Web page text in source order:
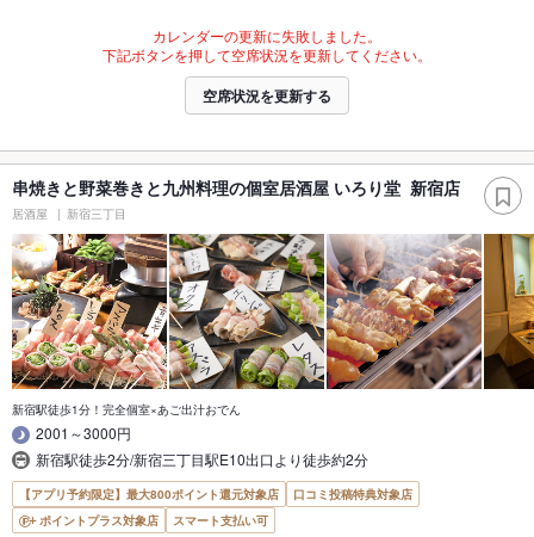
カレンダーの更新に失敗しました。
下記ボタンを押して空席状況を更新してください。
空席状況を更新する
串焼きと野菜巻きと九州料理の個室居酒屋 いろり堂 新宿店
居酒屋 新宿三丁目
新宿駅徒歩1分！完全個室×あご出汁おでん
2001～3000円
新宿駅徒歩2分/新宿三丁目駅E10出口より徒歩約2分
【アプリ予約限定】最大800ポイント還元対象店
口コミ投稿特典対象店
ポイントプラス対象店
スマート支払い可